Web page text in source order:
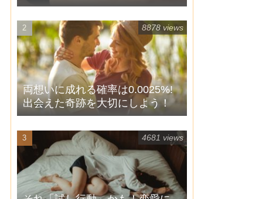
が教えます！4
両想いに成れる確率は0.0025%!
出会えた奇跡を大切にしよう！
8878 views
4681 views